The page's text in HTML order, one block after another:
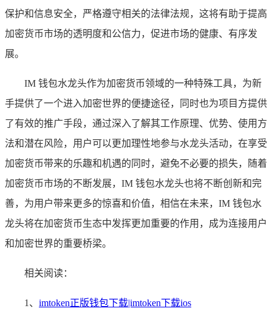
保护和信息安全，严格遵守相关的法律法规，这将有助于提高
加密货币市场的透明度和公信力，促进市场的健康、有序发
展。
IM 钱包水龙头作为加密货币领域的一种特殊工具，为新
手提供了一个进入加密世界的便捷途径，同时也为项目方提供
了有效的推广手段，通过深入了解其工作原理、优势、使用方
法和潜在风险，用户可以更加理性地参与水龙头活动，在享受
加密货币带来的乐趣和机遇的同时，避免不必要的损失，随着
加密货币市场的不断发展，IM 钱包水龙头也将不断创新和完
善，为用户带来更多的惊喜和价值，相信在未来，IM 钱包水
龙头将在加密货币生态中发挥更加重要的作用，成为连接用户
和加密世界的重要桥梁。
相关阅读：
1、 imtoken正版钱包下载|imtoken下载ios